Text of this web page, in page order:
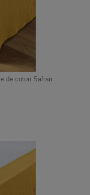
de coton Safran